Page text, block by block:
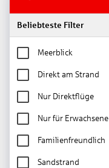
Beliebteste Filter
Meerblick
Direkt am Strand
Nur Direktflüge
Nur für Erwachsene
Familienfreundlich
Sandstrand